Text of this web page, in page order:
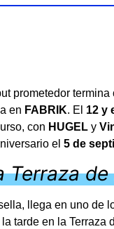
prometedor
en FABRIK. El 12 y
con HUGEL y
el 5 de
de
llega en uno de
tarde en la Terraza